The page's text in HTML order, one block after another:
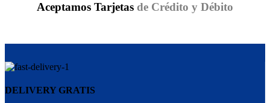
Aceptamos Tarjetas de Crédito y Débito
DELIVERY GRATIS